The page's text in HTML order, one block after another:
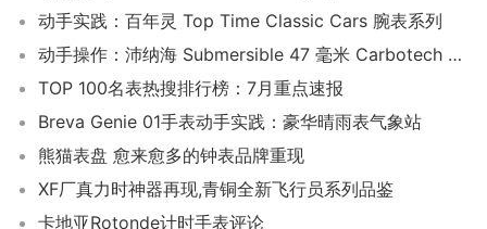
动手实践：百年灵 Top Time Classic Cars 腕表系列
动手操作：沛纳海 Submersible 47 毫米 Carbotech PAM01616 手表
TOP 100名表热搜排行榜：7月重点速报
Breva Genie 01手表动手实践：豪华晴雨表气象站
熊猫表盘 愈来愈多的钟表品牌重现
XF厂真力时神器再现,青铜全新飞行员系列品鉴
卡地亚Rotonde计时手表评论